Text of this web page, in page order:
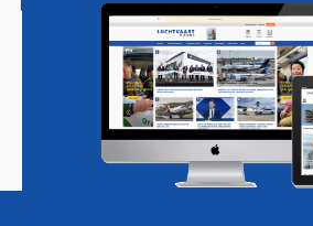
gaan
Magazine Podcasts